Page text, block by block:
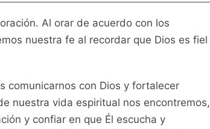
Al orar de acuerdo con los
nuestra fe al recordar que Dios es fiel
comunicarnos con Dios y fortalecer
nuestra vida espiritual nos encontremos,
y confiar en que Él escucha y